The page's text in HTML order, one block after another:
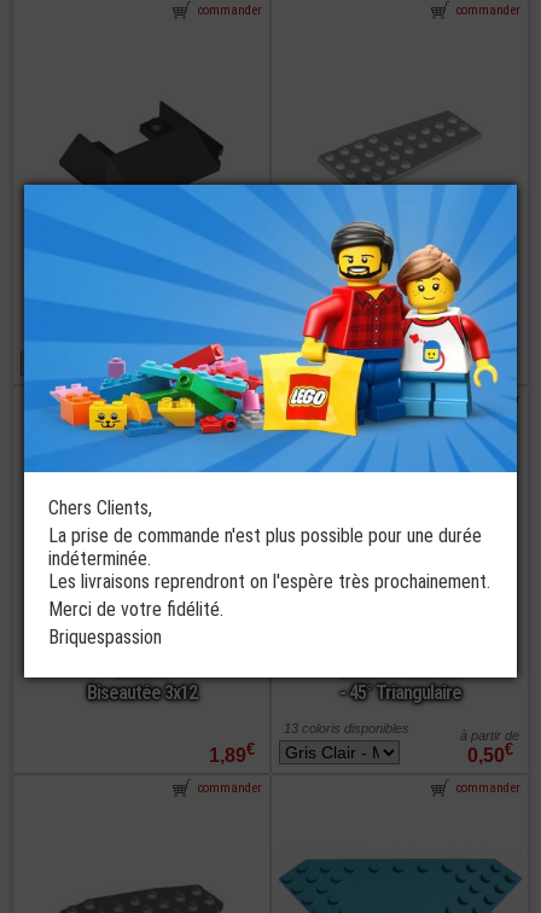
LEGO® Tuile 4x6
0,59€
commander
LEGO® Plate
Biseautée 4x9
1,09
commander
Biseautée 3x12
1,89€
commander
- 45° Triangulaire
0,50€
à partir de
commander
13 coloris disponibles
commander commander
Chers Clients,
La prise de commande n'est plus possible pour une durée
indéterminée.
Les livraisons reprendront on l'espère très prochainement.
Merci de votre fidélité.
Briquespassion